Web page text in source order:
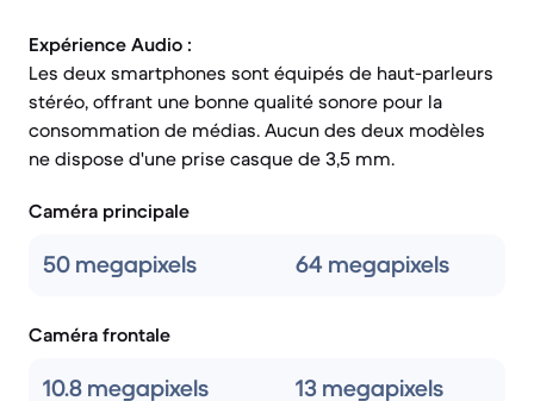
Expérience Audio :
Les deux smartphones sont équipés de haut-parleurs
stéréo, offrant une bonne qualité sonore pour la
consommation de médias. Aucun des deux modèles
ne dispose d'une prise casque de 3,5 mm.
Caméra principale
50 megapixels 64 megapixels
Caméra frontale
10.8 megapixels 13 megapixels